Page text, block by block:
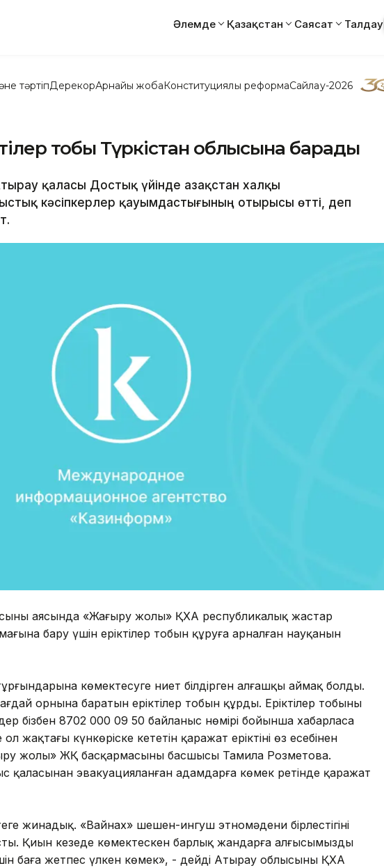
Әлемде Қазақстан Саясат Талдау
тәртіпДерекқорАрнайы жобаКонституциялық реформаСайлау-2026
тобы Түркістан облысына барады
қаласы Достық үйінде Қазақстан халқы
кәсіпкерлер қауымдастығының отырысы өтті, деп
аясында «Жаңғыру жолы» ҚХА республикалық жастар
бару үшін еріктілер тобын құруға арналған науқанын
көмектесуге ниет білдірген алғашқы аймақ болды.
орнына баратын еріктілер тобын құрды. Еріктілер тобының
бізбен 8702 000 09 50 байланыс нөмірі бойынша хабарласа
жақтағы күнкөріске кететін қаражат еріктінің өз есебінен
жолы» ЖҚ басқармасының басшысы Тамила Розметова.
эвакуацияланған адамдарға көмек ретінде қаражат
жинадық. «Вайнах» шешен-ингуш этномәдени бірлестігінің
Қиын кезеңде көмектескен барлық жандарға алғысымызды
баға жетпес үлкен көмек», - дейді Атырау облысының ҚХА